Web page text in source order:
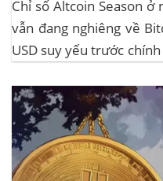
Chỉ số Altcoin Season
vẫn đang nghiêng về
USD suy yếu trước chính
Sự kiện Chi tiết Hack 100